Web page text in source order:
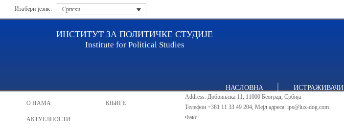
Изабери језик: Српски
ИНСТИТУТ ЗА ПОЛИТИЧКЕ СТУДИЈЕ
Institute for Political Studies
НАСЛОВНА ИСТРАЖИВАЧИ
О НАМА
АКТУЕЛНОСТИ
КЊИГЕ
ИПС - Институт за политичке студије
Address: Добрињска 11, 11000 Београд, Србија
Телефон +381 11 33 49 204, Мејл адреса: ips@lux-dog.com
Факс: